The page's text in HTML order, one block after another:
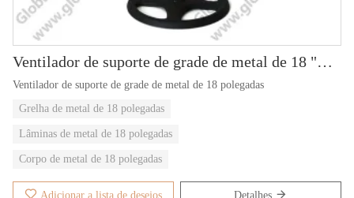
Ventilador de suporte de grade de metal de 18 "GWFS-87
Ventilador de suporte de grade de metal de 18 polegadas
Grelha de metal de 18 polegadas
Lâminas de metal de 18 polegadas
Corpo de metal de 18 polegadas
Adicionar a lista de desejos Detalhes